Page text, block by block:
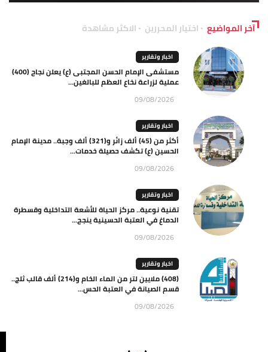
آخر المواضيع اختيار المحررين الاكثر مشاهدة
اخبار وتقارير
مستشفى الإمام الحسن المجتبى (ع) يعلن نجاح (400)
عملية لزراعة نخاع العظم للبالغين...
09/08/2026
اخبار وتقارير
أكثر من (45) ألف زائر و(321) ألف وجبة.. مدينة الإمام
الحسين (ع) تكشف حصيلة خدمات...
09/08/2026
اخبار وتقارير
تقنية نوعية.. مركز الحياة للأشعة التداخلية وقسطرة
الدماغ في العتبة الحسينية ينجح...
09/08/2026
اخبار وتقارير
(408) ملايين لتر من الماء الخام و(214) ألف قالب ثلج..
قسم الصيانة في العتبة الحس...
09/08/2026